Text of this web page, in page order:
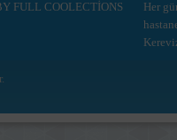
FULL COOLECTİONS
Her